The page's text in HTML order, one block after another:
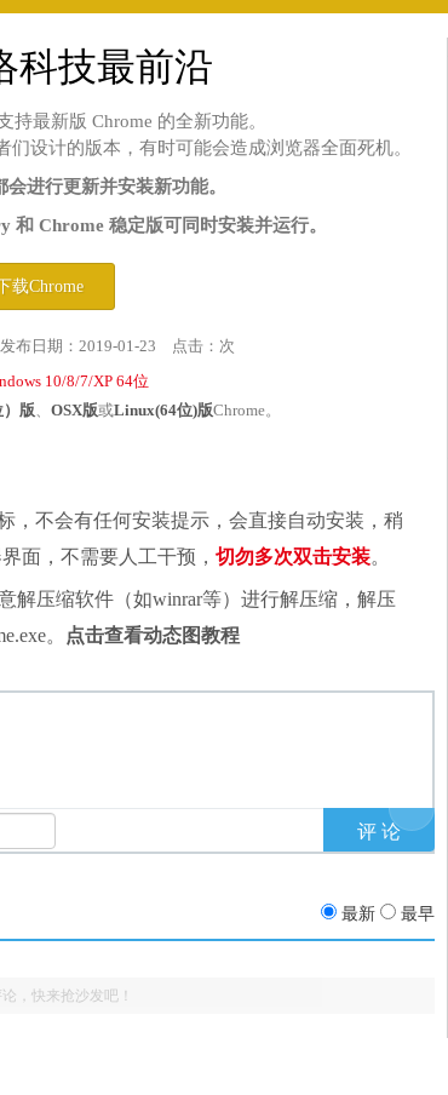
科技最前沿
持最新版 Chrome 的全新功能。
设计的版本，有时可能会造成浏览器全面死机。
进行更新并安装新功能。
和 Chrome 稳定版可同时安装并运行。
载Chrome
布日期：2019-01-23 点击： 次
10/8/7/XP 64位
版、 OSX版或Linux(64位)版Chrome。
，不会有任何安装提示，会直接自动安装，稍
面，不需要人工干预， 切勿多次双击安装。
解压缩软件（如winrar等）进行解压缩，解压
。
点击查看动态图教程
最新 最早
，快来抢沙发吧！